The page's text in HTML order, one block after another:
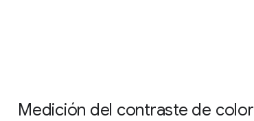
Medición del contraste de color